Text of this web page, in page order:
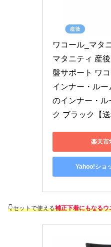
ワコール_マタ
マタニティ 産
盤サポート ワ
インナー・ル
のインナー・ル
ク ブラック【送
楽天市
Yahoo!ショ
👇セットで使える補正下着にもなる